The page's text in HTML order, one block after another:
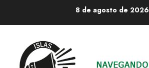
8 de agosto de 2026